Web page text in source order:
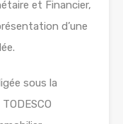
et Financier,
d’une
sous la